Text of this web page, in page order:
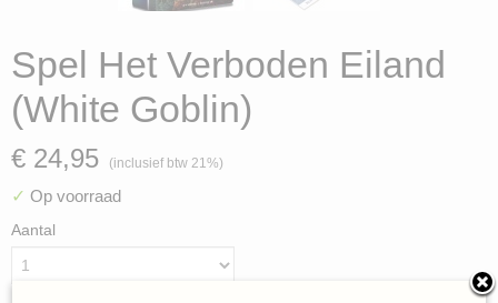
Spel Het Verboden Eiland
(White Goblin)
€ 24,95 (inclusief btw 21%)
✓ Op voorraad
Aantal